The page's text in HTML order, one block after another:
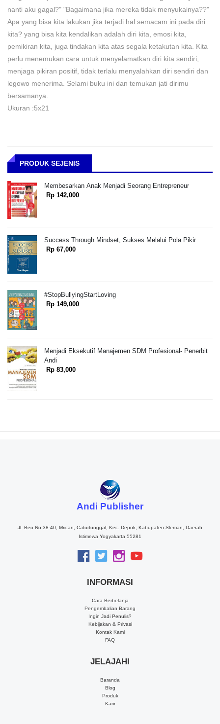
nanti aku gagal?" "Bagaimana jika mereka tidak menyukainya??"
Apa yang bisa kita lakukan jika terjadi hal semacam ini pada diri
kita? yang bisa kita kendalikan adalah diri kita, emosi kita,
pemikiran kita, juga tindakan kita atas segala ketakutan kita. Kita
perlu menemukan cara untuk menyelamatkan diri kita sendiri,
menjaga pikiran positif, tidak terlalu menyalahkan diri sendiri dan
legowo menerima. Selami buku ini dan temukan jati dirimu
bersamanya.
Ukuran :5x21
PRODUK SEJENIS
Membesarkan Anak Menjadi Seorang Entrepreneur
Rp 142,000
Success Through Mindset, Sukses Melalui Pola Pikir
Rp 67,000
#StopBullyingStartLoving
Rp 149,000
Menjadi Eksekutif Manajemen SDM Profesional- Penerbit
Andi
Rp 83,000
Andi Publisher
Jl. Beo No.38-40, Mrican, Caturtunggal, Kec. Depok, Kabupaten Sleman, Daerah
Istimewa Yogyakarta 55281
INFORMASI
Cara Berbelanja
Pengembalian Barang
Ingin Jadi Penulis?
Kebijakan & Privasi
Kontak Kami
FAQ
JELAJAHI
Baranda
Blog
Produk
Karir